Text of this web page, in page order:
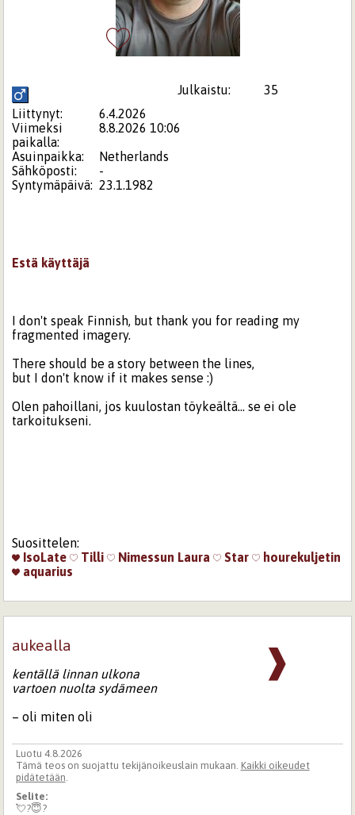
Julkaistu:
35
Liittynyt:
6.4.2026
Viimeksi
paikalla:
8.8.2026 10:06
Asuinpaikka:
Netherlands
Sähköposti:
-
Syntymäpäivä: 23.1.1982
Estä käyttäjä
I don't speak Finnish, but thank you for reading my
fragmented imagery.
There should be a story between the lines,
but I don't know if it makes sense :)
Olen pahoillani, jos kuulostan töykeältä... se ei ole
tarkoitukseni.
Suosittelen:
IsoLate
Tilli Nimessun Laura Star
hourekuljetin
aquarius
❱
aukealla
kentällä linnan ulkona
vartoen nuolta sydämeen
– oli miten oli
Luotu 4.8.2026
Tämä teos on suojattu tekijänoikeuslain mukaan. Kaikki oikeudet
pidätetään.
Selite:
💘?😇?